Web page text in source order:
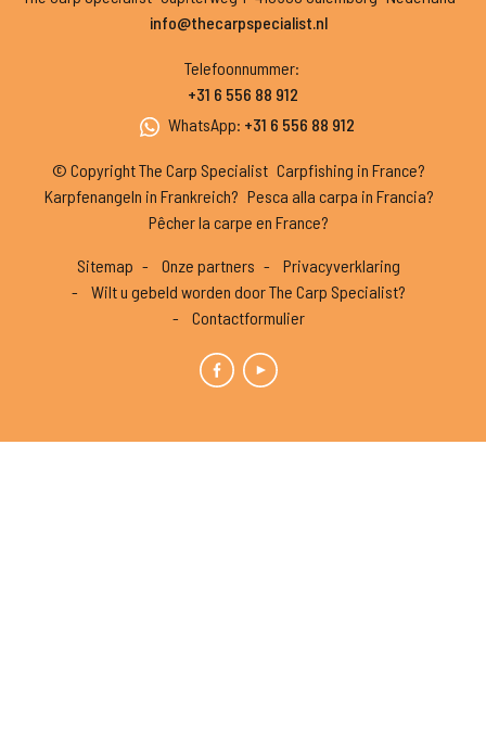
info@thecarpspecialist.nl
Telefoonnummer:
+31 6 556 88 912
WhatsApp: +31 6 556 88 912
© Copyright The Carp Specialist Carpfishing in France?
Karpfenangeln in Frankreich? Pesca alla carpa in Francia?
Pêcher la carpe en France?
Sitemap Onze partners
Privacyverklaring
Wilt u gebeld worden door The Carp Specialist?
Contactformulier